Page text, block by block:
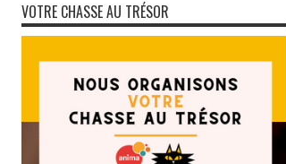
VOTRE CHASSE AU TRÉSOR